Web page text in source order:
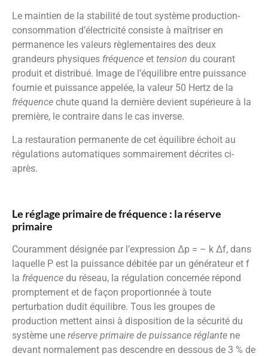
Le maintien de la stabilité de tout système production-
consommation d’électricité consiste à maîtriser en
permanence les valeurs règlementaires des deux
grandeurs physiques fréquence et tension du courant
produit et distribué. Image de l’équilibre entre puissance
fournie et puissance appelée, la valeur 50 Hertz de la
fréquence chute quand la dernière devient supérieure à la
première, le contraire dans le cas inverse.
La restauration permanente de cet équilibre échoit au
régulations automatiques sommairement décrites ci-
après.
Le réglage primaire de fréquence : la réserve
primaire
Couramment désignée par l’expression ∆p = – k ∆f, dans
laquelle P est la puissance débitée par un générateur et f
la fréquence du réseau, la régulation concernée répond
promptement et de façon proportionnée à toute
perturbation dudit équilibre. Tous les groupes de
production mettent ainsi à disposition de la sécurité du
système une réserve primaire de puissance réglante ne
devant normalement pas descendre en dessous de 3 % de